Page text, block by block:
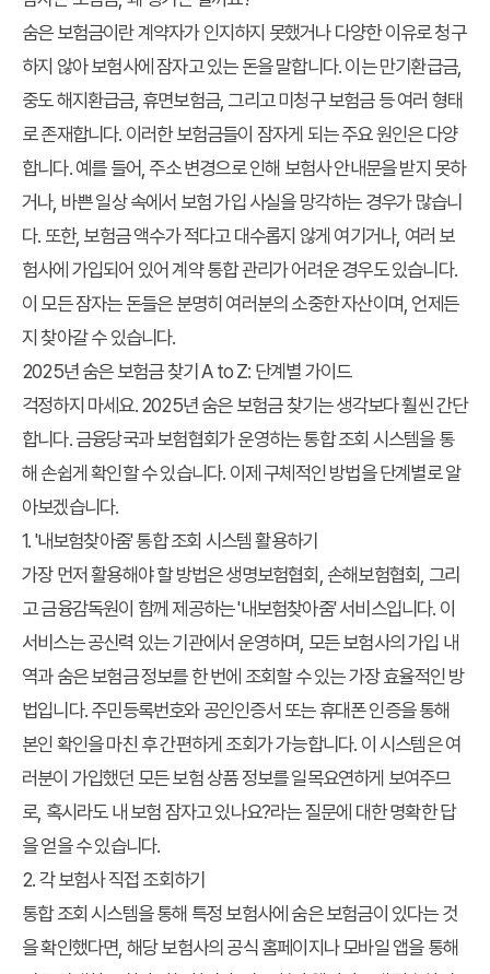
숨은 보험금이란 계약자가 인지하지 못했거나 다양한 이유로 청구
하지 않아 보험사에 잠자고 있는 돈을 말합니다. 이는 만기환급금,
중도 해지환급금, 휴면보험금, 그리고 미청구 보험금 등 여러 형태
로 존재합니다. 이러한 보험금들이 잠자게 되는 주요 원인은 다양
합니다. 예를 들어, 주소 변경으로 인해 보험사 안내문을 받지 못하
거나, 바쁜 일상 속에서 보험 가입 사실을 망각하는 경우가 많습니
다. 또한, 보험금 액수가 적다고 대수롭지 않게 여기거나, 여러 보
험사에 가입되어 있어 계약 통합 관리가 어려운 경우도 있습니다.
이 모든 잠자는 돈들은 분명히 여러분의 소중한 자산이며, 언제든
지 찾아갈 수 있습니다.
2025년 숨은 보험금 찾기 A to Z: 단계별 가이드
걱정하지 마세요.2025년 숨은 보험금 찾기 는 생각보다 훨씬 간단
합니다. 금융당국과 보험협회가 운영하는 통합 조회 시스템을 통
해 손쉽게 확인할 수 있습니다. 이제 구체적인 방법을 단계별로 알
아보겠습니다.
1. '내보험찾아줌' 통합 조회 시스템 활용하기
가장 먼저 활용해야 할 방법은 생명보험협회, 손해보험협회, 그리
고 금융감독원이 함께 제공하는 '내보험찾아줌' 서비스입니다. 이
서비스는 공신력 있는 기관에서 운영하며, 모든 보험사의 가입 내
역과 숨은 보험금 정보를 한 번에 조회할 수 있는 가장 효율적인 방
법입니다. 주민등록번호와 공인인증서 또는 휴대폰 인증을 통해
본인 확인을 마친 후 간편하게 조회가 가능합니다. 이 시스템은 여
러분이 가입했던 모든 보험 상품 정보를 일목요연하게 보여주므
로, 혹시라도내 보험 잠자고 있나요?라는 질문에 대한 명확한 답
을 얻을 수 있습니다.
2. 각 보험사 직접 조회하기
통합 조회 시스템을 통해 특정 보험사에 숨은 보험금이 있다는 것
을 확인했다면, 해당 보험사의 공식 홈페이지나 모바일 앱을 통해